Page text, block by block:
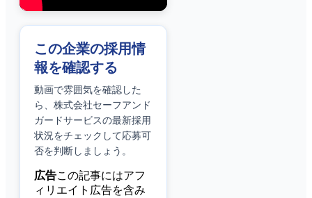
この企業の採用情
報を確認する
動画で雰囲気を確認した
ら、 株式会社セーフアンド
ガードサービスの最新採用
状況をチェックして応募可
否を判断しましょう。
広告この記事にはアフ
ィリエイト広告を含み